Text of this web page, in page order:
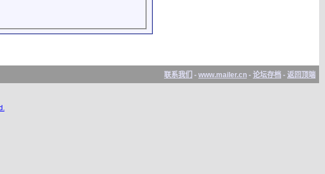
联系我们 - www.mailer.cn - 论坛存档 - 返回顶端